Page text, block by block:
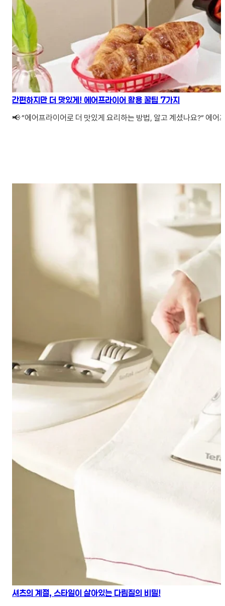
간편하지만 더 맛있게! 에어프라이어 활용 꿀팁 7가지
📢 ”에어프라이어로 더 맛있게 요리하는 방법, 알고 계셨나요?” 에어
셔츠의 계절, 스타일이 살아있는 다림질의 비밀!